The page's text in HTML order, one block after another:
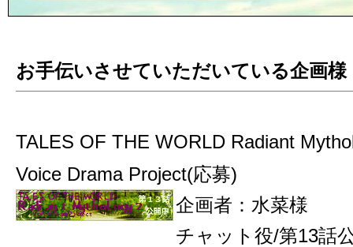
お手伝いさせていただいている企画様
TALES OF THE WORLD Radiant
Voice Drama Project(応募)
企画者：水菜様
チャット役/第13話